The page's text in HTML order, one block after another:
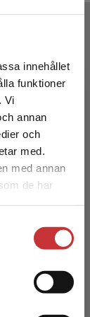
innehållet
funktioner
Vi
annan
och
med.
med annan
de har
Sverige.
För